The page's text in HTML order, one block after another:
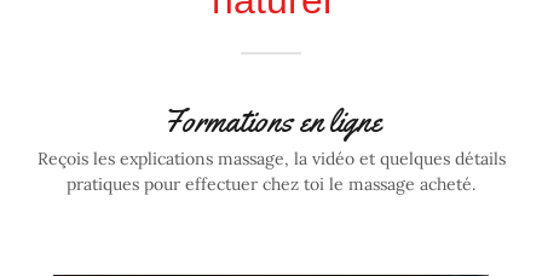
Formations en ligne
Reçois les explications massage, la vidéo et quelques détails
pratiques pour effectuer chez toi le massage acheté.